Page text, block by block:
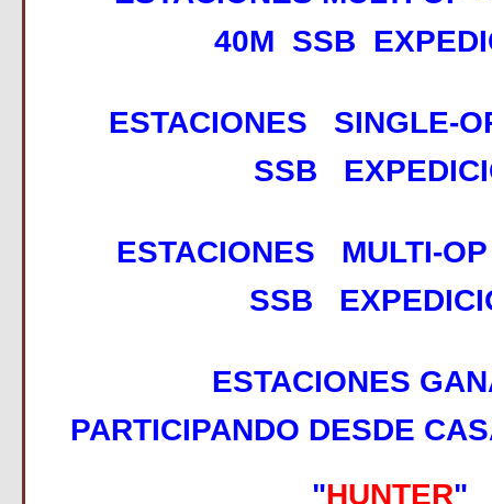
40M SSB
ESTACIONES SINGLE-
SSB
ESTACIONES MULTI-
SSB
ESTACIONES
PARTICIPANDO DESDE
"HUNTER"